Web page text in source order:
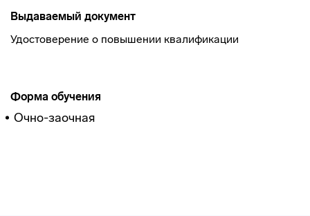
Выдаваемый документ
Удостоверение о повышении квалификации
Форма обучения
Очно-заочная